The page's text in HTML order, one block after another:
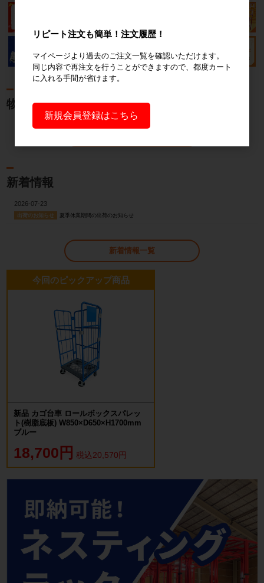
物流ブログ
新着情報
2026-07-23
出荷のお知らせ 夏季休業期間の出荷のお知らせ
新着情報一覧
今回のピックアップ商品
新品 カゴ台車 ロールボックスパレッ
ト(樹脂底板) W850×D650×H1700mm
ブルー
18,700円 税込20,570円
リピート注文も簡単！注文履歴！
マイページより過去のご注文一覧を確認いただけます。
同じ内容で再注文を行うことができますので、都度カート
に入れる手間が省けます。
新規会員登録はこちら